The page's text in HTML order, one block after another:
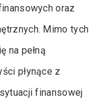
oraz
Mimo tych
na pełną
płynące z
finansowej